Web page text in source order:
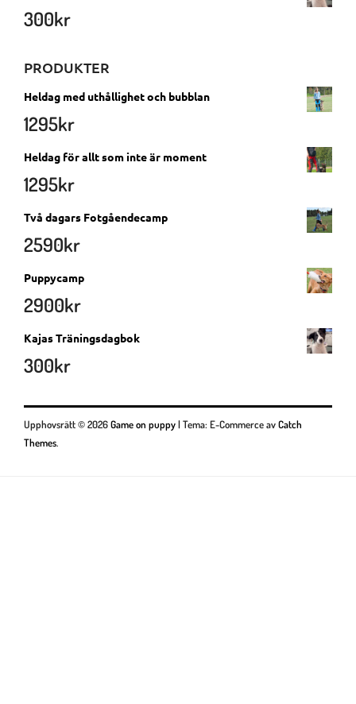
300kr
PRODUKTER
Heldag med uthållighet och bubblan
1295kr
Heldag för allt som inte är moment
1295kr
Två dagars Fotgåendecamp
2590kr
Puppycamp
2900kr
Kajas Träningsdagbok
300kr
Upphovsrätt © 2026Game on puppy|Tema: E-Commerce avCatch
Themes.